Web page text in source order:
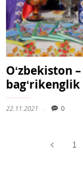
Oʻzbekiston
22.11.2021 0
1